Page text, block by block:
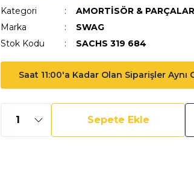
Kategori
AMORTİSÖR &
Marka
SWAG
Stok Kodu
SACHS 319 684
Saat 11:00'a Kadar Olan Siparişler
Sepete Ekle